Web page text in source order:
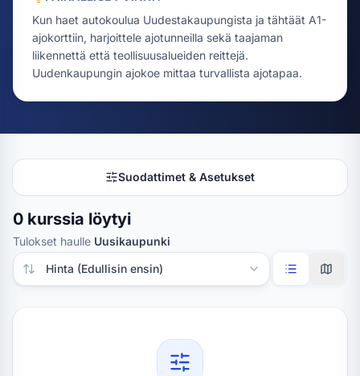
Kun haet autokoulua Uudestakaupungista ja tähtäät A1-
ajokorttiin, harjoittele ajotunneilla sekä taajaman
liikennettä että teollisuusalueiden reittejä.
Uudenkaupungin ajokoe mittaa turvallista ajotapaa.
Suodattimet & Asetukset
0 kurssia löytyi
Tulokset haulle Uusikaupunki
Järjestä tulokset